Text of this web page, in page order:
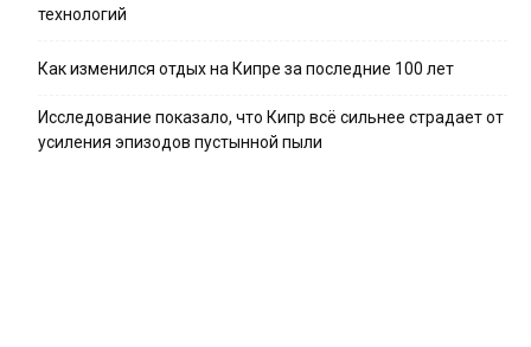
технологий
Как изменился отдых на Кипре за последние 100 лет
Исследование показало, что Кипр всё сильнее страдает от
усиления эпизодов пустынной пыли